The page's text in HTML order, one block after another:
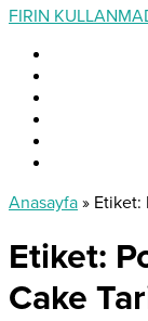
FIRIN
Anasayfa » Etiket:
Etiket:
Cake